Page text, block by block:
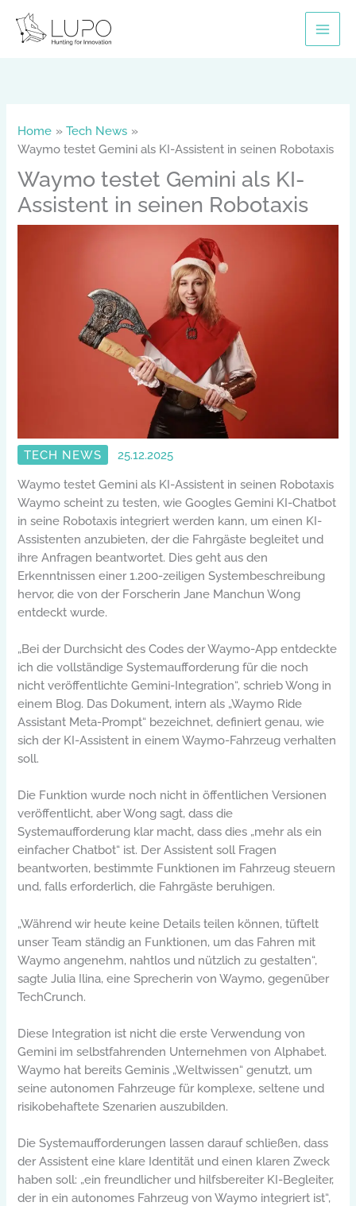
content
Home
Tech News
Waymo testet Gemini als KI-Assistent in seinen Robotaxis
Waymo testet Gemini als KI-
Assistent in seinen Robotaxis
TECH NEWS 25.12.2025
Waymo testet Gemini als KI-Assistent in seinen Robotaxis
Waymo scheint zu testen, wie Googles Gemini KI-Chatbot
in seine Robotaxis integriert werden kann, um einen KI-
Assistenten anzubieten, der die Fahrgäste begleitet und
ihre Anfragen beantwortet. Dies geht aus den
Erkenntnissen einer 1.200-zeiligen Systembeschreibung
hervor, die von der Forscherin Jane Manchun Wong
entdeckt wurde.
„Bei der Durchsicht des Codes der Waymo-App entdeckte
ich die vollständige Systemaufforderung für die noch
nicht veröffentlichte Gemini-Integration“, schrieb Wong in
einem Blog. Das Dokument, intern als „Waymo Ride
Assistant Meta-Prompt“ bezeichnet, definiert genau, wie
sich der KI-Assistent in einem Waymo-Fahrzeug verhalten
soll.
Die Funktion wurde noch nicht in öffentlichen Versionen
veröffentlicht, aber Wong sagt, dass die
Systemaufforderung klar macht, dass dies „mehr als ein
einfacher Chatbot“ ist. Der Assistent soll Fragen
beantworten, bestimmte Funktionen im Fahrzeug steuern
und, falls erforderlich, die Fahrgäste beruhigen.
„Während wir heute keine Details teilen können, tüftelt
unser Team ständig an Funktionen, um das Fahren mit
Waymo angenehm, nahtlos und nützlich zu gestalten“,
sagte Julia Ilina, eine Sprecherin von Waymo, gegenüber
TechCrunch.
Diese Integration ist nicht die erste Verwendung von
Gemini im selbstfahrenden Unternehmen von Alphabet.
Waymo hat bereits Geminis „Weltwissen“ genutzt, um
seine autonomen Fahrzeuge für komplexe, seltene und
risikobehaftete Szenarien auszubilden.
Die Systemaufforderungen lassen darauf schließen, dass
der Assistent eine klare Identität und einen klaren Zweck
haben soll: „ein freundlicher und hilfsbereiter KI-Begleiter,
der in ein autonomes Fahrzeug von Waymo integriert ist“,